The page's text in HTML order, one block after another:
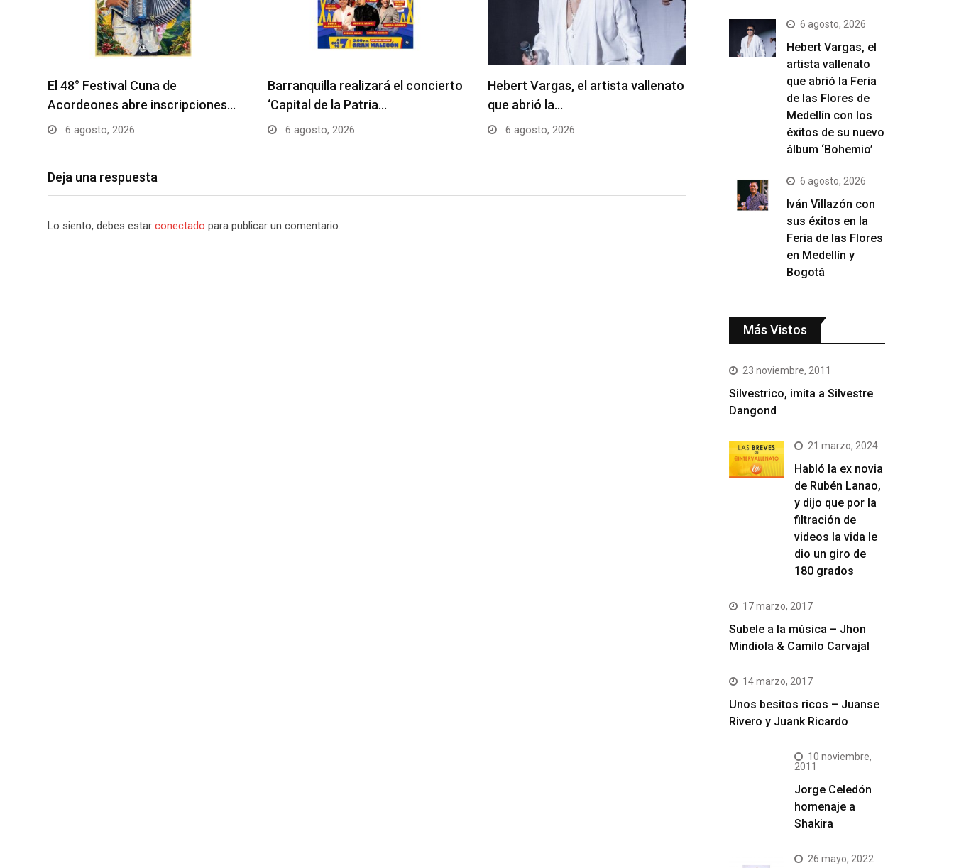
El 48° Festival Cuna de
Acordeones abre inscripciones…
6 agosto, 2026
Barranquilla realizará el concierto
‘Capital de la Patria…
6 agosto, 2026
Hebert Vargas, el artista vallenato
que abrió la…
6 agosto, 2026
Deja una respuesta
Lo siento, debes estar conectado para publicar un comentario.
6 agosto, 2026
Hebert Vargas, el
artista vallenato
que abrió la Feria
de las Flores de
Medellín con los
éxitos de su nuevo
álbum ‘Bohemio’
6 agosto, 2026
Iván Villazón con
sus éxitos en la
Feria de las Flores
en Medellín y
Bogotá
Más Vistos
23 noviembre, 2011
Silvestrico, imita a Silvestre
Dangond
21 marzo, 2024
Habló la ex novia
de Rubén Lanao,
y dijo que por la
filtración de
videos la vida le
dio un giro de
180 grados
17 marzo, 2017
Subele a la música – Jhon
Mindiola & Camilo Carvajal
14 marzo, 2017
Unos besitos ricos – Juanse
Rivero y Juank Ricardo
10 noviembre,
2011
Jorge Celedón
homenaje a
Shakira
26 mayo, 2022